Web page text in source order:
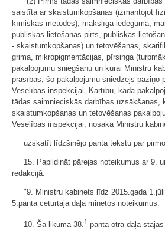
saistīta ar skaistumkopšanas (izmantojot
ķīmiskās metodes), mākslīgā iedeguma,
publiskas lietošanas pirts, publiskas
- skaistumkopšanas) un tetovēšanas,
grima, mikropigmentācijas, pīrsinga
pakalpojumu sniegšanu un kurai Ministru
prasības, šo pakalpojumu sniedzējs paziņo
Veselības inspekcijai. Kārtību, kādā
tādas saimnieciskās darbības uzsākšanas,
skaistumkopšanas un tetovēšanas
Veselības inspekcijai, nosaka Ministru
uzskatīt līdzšinējo panta tekstu par
15. Papildināt pārejas noteikumus ar 9.
redakcijā:
"9. Ministru kabinets līdz 2015.gada
5.panta ceturtajā daļā minētos noteikumus.
10. Šā likuma 38.1 panta otrā daļa